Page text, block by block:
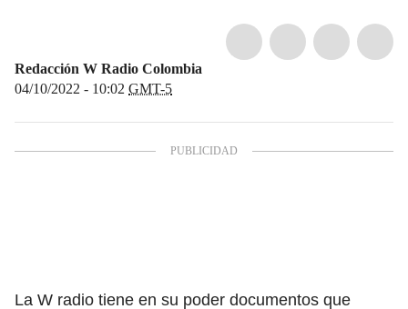
Redacción W Radio Colombia
04/10/2022 - 10:02 GMT-5
La W radio tiene en su poder documentos que